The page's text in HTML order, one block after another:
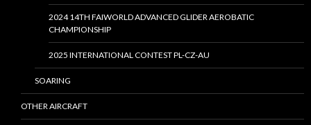
2024 14TH FAIWORLD ADVANCED GLIDER AEROBATIC
CHAMPIONSHIP
2025 INTERNATIONAL CONTEST PL-CZ-AU
SOARING
OTHER AIRCRAFT